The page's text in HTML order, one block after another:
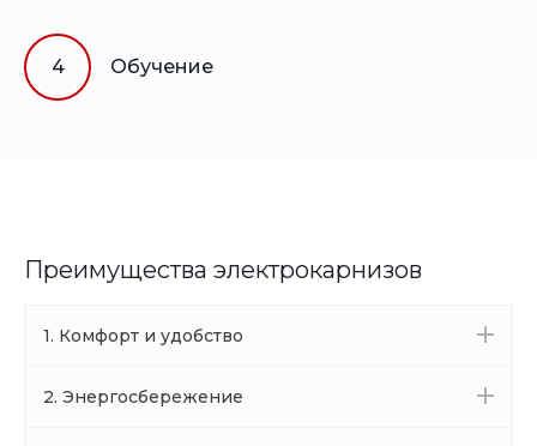
4 Обучение
Преимущества электрокарнизов
1. Комфорт и удобство
2. Энергосбережение